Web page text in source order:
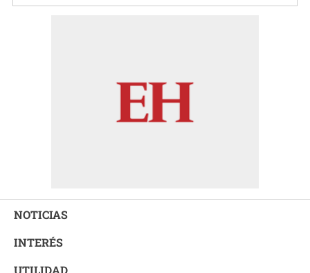
NOTICIAS
INTERÉS
UTILIDAD